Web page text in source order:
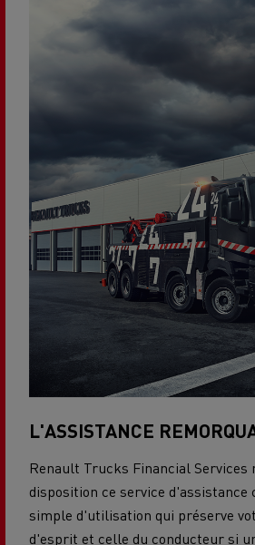
L'ASSISTANCE
Renault Trucks Financial Services
disposition ce service
simple d'utilisation qui préserve
d'esprit et celle du conducteur si